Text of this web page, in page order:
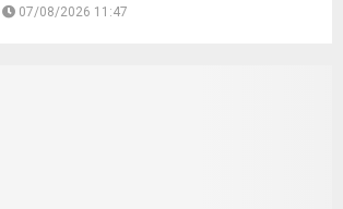
07/08/2026 11:47